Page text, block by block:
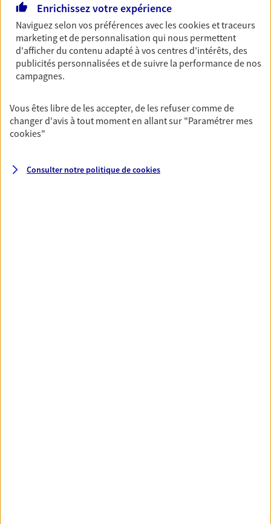
Préparez sereinement ce nouveau chapitre de
votre vie avec les conseils d'un expert. Découvrez
notre solution PER (Plan Epargne Retraite)
spécialement conçue pour la retraite.
Couvrez vos dépenses de santé ainsi que celles de
votre famille avec la complémentaire santé qui
vous ressemble.
Prévoyance
Enrichissez votre expérience
Naviguez selon vos préférences avec lescookies et traceurs
marketing et de personnalisation qui nous permettent
d'afficher du contenu adapté à vos centres d'intérêts, des
publicités personnalisées et de suivre la performance de nos
campagnes.
Vous êtes libre de les accepter, de les refuser comme de
changer d'avis à tout moment en allant sur "Paramétrer mes
cookies"
Consulter notre politique decookies